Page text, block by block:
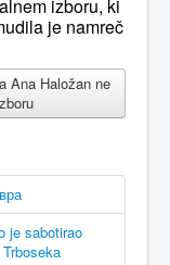
izboru, ki
je namreč
Ana Haložan ne
je sabotirao